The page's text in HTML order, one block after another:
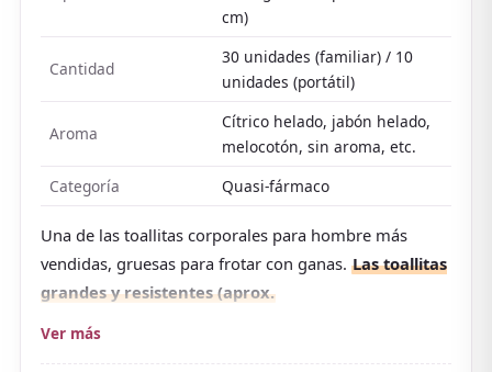
cm)
Cantidad
30 unidades (familiar) / 10
unidades (portátil)
Aroma
Cítrico helado, jabón helado,
melocotón, sin aroma, etc.
Categoría
Quasi-fármaco
Una de las toallitas corporales para hombre más
vendidas, gruesas para frotar con ganas. Las toallitas
grandes y resistentes (aprox.
25×20 cm) no se rompen aunque frotes fuerte, y una
basta para todo el cuerpo. Su textura en relieve atrapa
Ver más